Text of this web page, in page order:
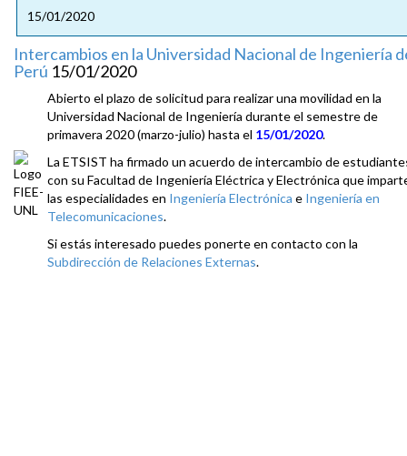
15/01/2020
Intercambios en la Universidad Nacional de Ingeniería
Perú 15/01/2020
Abierto el plazo de solicitud para realizar una movilidad en la
Universidad Nacional de Ingeniería durante el semestre de
primavera 2020 (marzo-julio) hasta el 15/01/2020.
La ETSIST ha firmado un acuerdo de intercambio de
con su Facultad de Ingeniería Eléctrica y Electrónica que
las especialidades en Ingeniería Electrónica e Ingeniería en
Telecomunicaciones.
Si estás interesado puedes ponerte en contacto con la
Subdirección de Relaciones Externas.